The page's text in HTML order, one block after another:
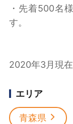
・先着500名
す。
2020年3月現在
エリア
青森県